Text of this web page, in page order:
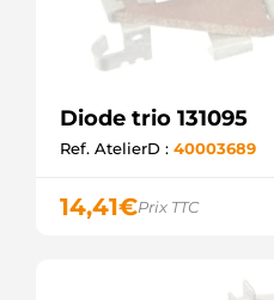
Diode trio 131095
Ref. AtelierD : 40003689
14,41€Prix TTC